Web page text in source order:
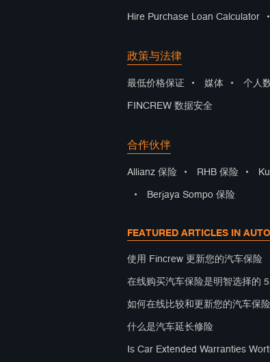
Hire Purchase Loan Calculator •
政策与法律
最低价格保证 • 媒体 • 个人
FINCREW 数据安全
合作伙伴
Allianz 保险 • RHB 保险 •
• Berjaya Sompo 保险
FEATURED ARTICLES IN
使用 Fincrew 更新您的汽车保险
在线购买汽车保险是明智选择的
如何在线比较和更新您的汽车保
什么是汽车延长修险
Is Car Extended Warranties